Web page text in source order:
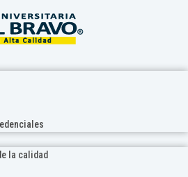
la calidad